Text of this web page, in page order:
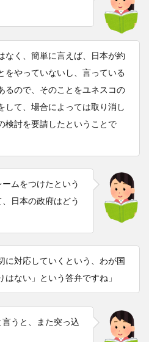
なく、簡単に言えば、日本が約
をやっていないし、言っている
るので、そのことをユネスコの
して、場合によっては取り消し
検討を要請したということで
ームをつけたという
日本の政府はどう
に対応していくという、わが国
はない」という答弁ですね」
言うと、また突っ込